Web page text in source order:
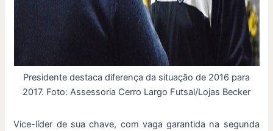
Presidente destaca diferença da situação de 2016 para
2017. Foto: Assessoria Cerro Largo Futsal/Lojas Becker
Vice-líder de sua chave, com vaga garantida na segunda